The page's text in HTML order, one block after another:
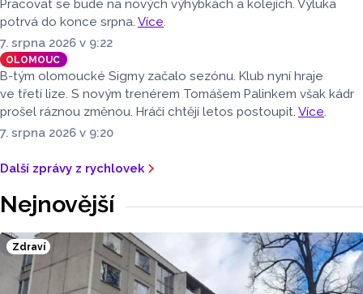
Pracovat se bude na nových výhybkách a kolejích. Výluka
potrvá do konce srpna. Více.
7. srpna 2026 v 9:22
OLOMOUC
B-tým olomoucké Sigmy začalo sezónu. Klub nyní hraje
ve třetí lize. S novým trenérem Tomášem Palinkem však kádr
prošel ráznou změnou. Hráči chtějí letos postoupit. Více.
7. srpna 2026 v 9:20
Další zprávy z rychlovek
Nejnovější
Zdraví